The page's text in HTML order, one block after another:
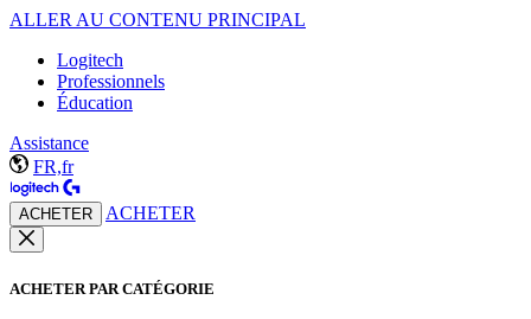
ALLER AU CONTENU PRINCIPAL
Logitech
Professionnels
Éducation
Assistance
FR,fr
ACHETER ACHETER
ACHETER PAR CATÉGORIE